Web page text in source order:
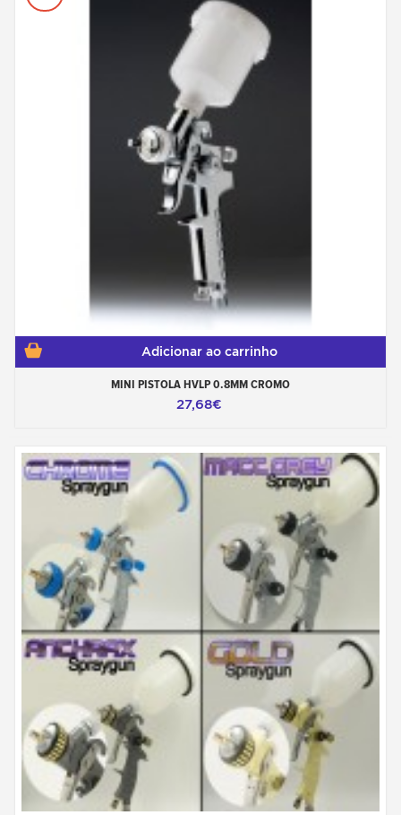
Adicionar ao carrinho
MINI PISTOLA HVLP 0.8MM CROMO
27,68€